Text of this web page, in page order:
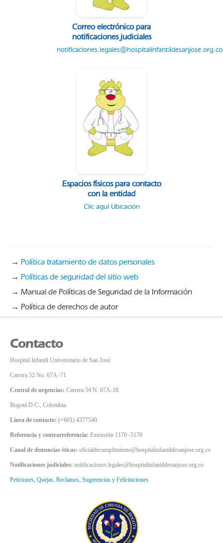
Correo electrónico para
notificaciones judiciales
notificaciones.legales@hospitalinfantildesanjose.org.co
Espacios físicos para contacto
con la entidad
Clic aquí Ubicación
→Política tratamiento de datos personales
→Políticas de seguridad del sitio web
→ Manual de Políticas de Seguridad de la Información
→ Política de derechos de autor
Contacto
Hospital Infantil Universitario de San José.
Carrera 52 No. 67A -71
Central de urgencias: Carrera 54 N. 67A-18
Bogotá D.C., Colombia.
Línea de contacto: (+601) 4377540
Referencia y contrarreferencia: Extensión 1170 -5170
Canal de denuncias éticas: oficialdecumplimiento@hospitalinfantildesanjose.org.co
Notificaciones judiciales: notificaciones.legales@hospitalinfantildesanjose.org.co
Peticiones, Quejas, Reclamos, Sugerencias y Felicitaciones